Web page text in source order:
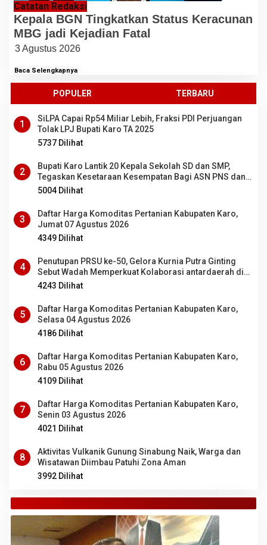
Catatan Redaksi
Kepala BGN Tingkatkan Status Keracunan
MBG jadi Kejadian Fatal
3 Agustus 2026
Baca Selengkapnya
POPULER TERBARU
1
SiLPA Capai Rp54 Miliar Lebih, Fraksi PDI Perjuangan
Tolak LPJ Bupati Karo TA 2025
5737 Dilihat
2
Bupati Karo Lantik 20 Kepala Sekolah SD dan SMP,
Tegaskan Kesetaraan Kesempatan Bagi ASN PNS dan
PPPK
5004 Dilihat
3
Daftar Harga Komoditas Pertanian Kabupaten Karo,
Jumat 07 Agustus 2026
4349 Dilihat
4
Penutupan PRSU ke-50, Gelora Kurnia Putra Ginting
Sebut Wadah Memperkuat Kolaborasi antardaerah di
Sumut
4243 Dilihat
5
Daftar Harga Komoditas Pertanian Kabupaten Karo,
Selasa 04 Agustus 2026
4186 Dilihat
6
Daftar Harga Komoditas Pertanian Kabupaten Karo,
Rabu 05 Agustus 2026
4109 Dilihat
7
Daftar Harga Komoditas Pertanian Kabupaten Karo,
Senin 03 Agustus 2026
4021 Dilihat
8
Aktivitas Vulkanik Gunung Sinabung Naik, Warga dan
Wisatawan Diimbau Patuhi Zona Aman
3992 Dilihat
TANAH KARO